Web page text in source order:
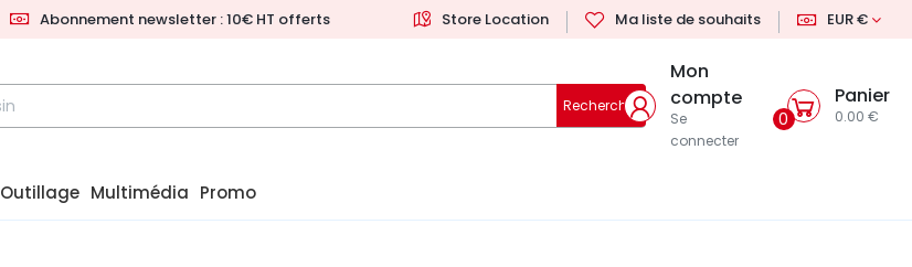
Abonnement newsletter : 10€ HT offerts Store Location Ma liste de souhaits EUR €
Rechercher
Mon
compte
Se
connecter
0
Panier
0.00 €
Outillage Multimédia Promo